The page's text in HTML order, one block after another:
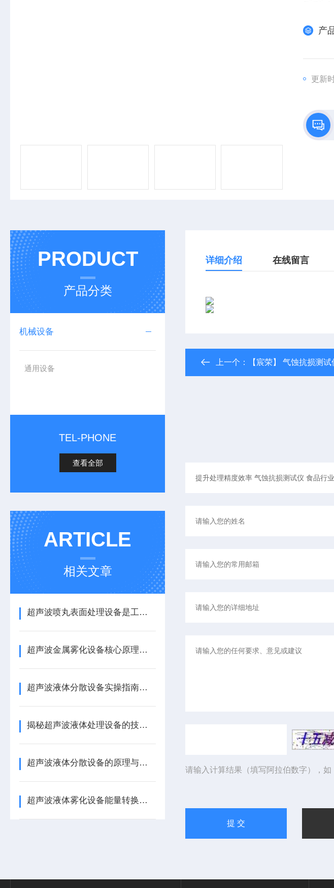
产
更新
PRODUCT
产品分类
机械设备
通用设备
TEL-PHONE
查看全部
ARTICLE
相关文章
超声波喷丸表面处理设备是工艺与应用介绍
超声波金属雾化设备核心原理与应用场景
超声波液体分散设备实操指南：细节把控与工艺优化
揭秘超声波液体处理设备的技术奥秘
超声波液体分散设备的原理与应用解析
超声波液体雾化设备能量转换机制 涂料分散喷涂工艺适配详解
详细介绍 在线留言
上一个： 【宸荣】 气蚀抗损测试仪 提升
请输入计算结果（填写阿拉伯数字），如